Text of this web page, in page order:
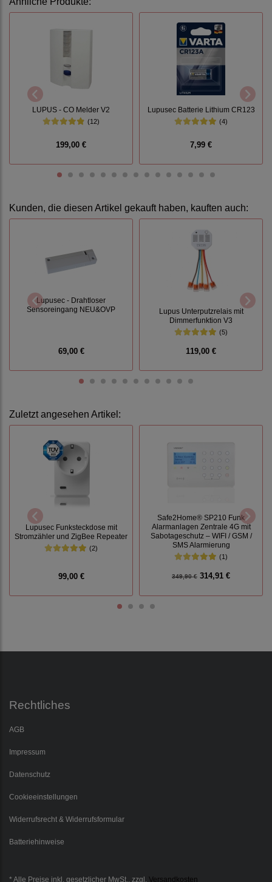
LUPUS - CO Melder V2
(12)
199,00 €
Lupusec Batterie Lithium CR123
(4)
7,99 €
Kunden, die diesen Artikel gekauft haben, kauften auch:
Lupusec - Drahtloser
Sensoreingang NEU&OVP
69,00 €
Lupus Unterputzrelais mit
Dimmerfunktion V3
(5)
119,00 €
Zuletzt angesehen Artikel:
Lupusec Funksteckdose mit
Stromzähler und ZigBee Repeater
(2)
99,00 €
Safe2Home® SP210 Funk
Alarmanlagen Zentrale 4G mit
Sabotageschutz – WIFI / GSM /
SMS Alarmierung
(1)
349,90 € 314,91 €
Rechtliches
AGB
Impressum
Datenschutz
Cookieeinstellungen
Widerrufsrecht & Widerrufsformular
Batteriehinweise
* Alle Preise inkl. gesetzlicher MwSt., zzgl. Versandkosten